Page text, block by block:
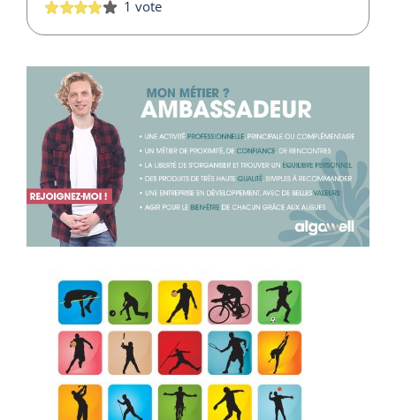
1 vote